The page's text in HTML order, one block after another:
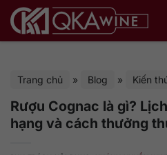
qua
Trang chủ » Blog » Kiến
Rượu Cognac là gì?
hạng và cách thưởng